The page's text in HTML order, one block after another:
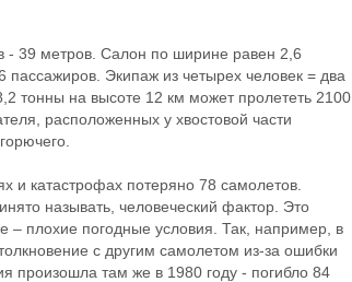
- 39 метров. Салон по ширине равен 2,6
Экипаж из четырех человек = два
тонны на высоте 12 км может пролететь 2100
расположенных у хвостовой части
и катастрофах потеряно 78 самолетов.
называть, человеческий фактор. Это
– плохие погодные условия. Так, например, в
с другим самолетом из-за ошибки
произошла там же в 1980 году - погибло 84